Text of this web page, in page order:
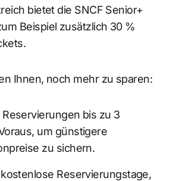
bietet die SNCF Senior+
Beispiel zusätzlich 30 %
Ihnen, noch mehr zu sparen:
Reservierungen bis zu 3
um günstigere
zu sichern.
Reservierungstage,